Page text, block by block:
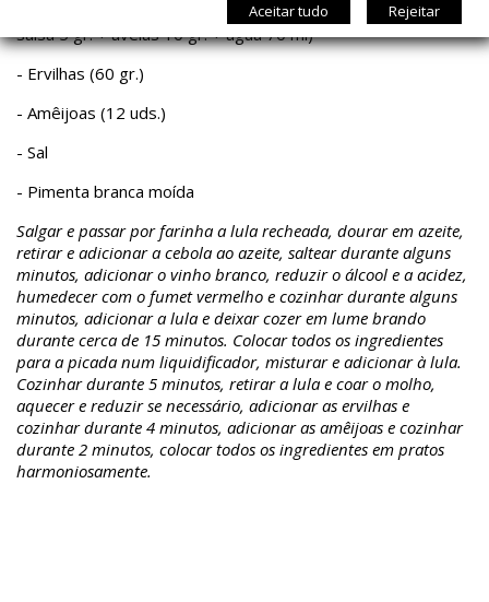
- Picada (chocolate 10 gr. + pão 1 fatia + alho 1 dente +
salsa 5 gr. + avelãs 10 gr. + água 70 ml)
- Ervilhas (60 gr.)
- Amêijoas (12 uds.)
- Sal
- Pimenta branca moída
Salgar e passar por farinha a lula recheada, dourar em azeite,
retirar e adicionar a cebola ao azeite, saltear durante alguns
minutos, adicionar o vinho branco, reduzir o álcool e a acidez,
humedecer com o fumet vermelho e cozinhar durante alguns
minutos, adicionar a lula e deixar cozer em lume brando
durante cerca de 15 minutos. Colocar todos os ingredientes
para a picada num liquidificador, misturar e adicionar à lula.
Cozinhar durante 5 minutos, retirar a lula e coar o molho,
aquecer e reduzir se necessário, adicionar as ervilhas e
cozinhar durante 4 minutos, adicionar as amêijoas e cozinhar
durante 2 minutos, colocar todos os ingredientes em pratos
harmoniosamente.
Aceitar tudo Rejeitar